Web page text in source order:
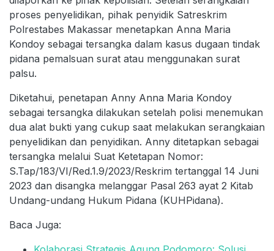
proses penyelidikan, pihak penyidik Satreskrim
Polrestabes Makassar menetapkan Anna Maria
Kondoy sebagai tersangka dalam kasus dugaan tindak
pidana pemalsuan surat atau menggunakan surat
palsu.
Diketahui, penetapan Anny Anna Maria Kondoy
sebagai tersangka dilakukan setelah polisi menemukan
dua alat bukti yang cukup saat melakukan serangkaian
penyelidikan dan penyidikan. Anny ditetapkan sebagai
tersangka melalui Suat Ketetapan Nomor:
S.Tap/183/VI/Red.1.9/2023/Reskrim tertanggal 14 Juni
2023 dan disangka melanggar Pasal 263 ayat 2 Kitab
Undang-undang Hukum Pidana (KUHPidana).
Baca Juga: